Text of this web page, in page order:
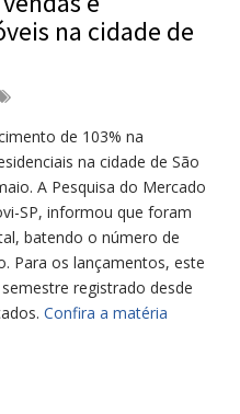
na cidade de
de 103% na
na cidade de São
A Pesquisa do Mercado
SP, informou que foram
batendo o número de
Para os lançamentos, este
registrado desde
Confira a matéria